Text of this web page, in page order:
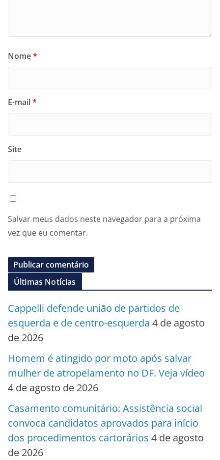
Nome*
E-mail*
Site
Salvar meus dados neste navegador para a próxima
vez que eu comentar.
Últimas Notícias
Cappelli defende união de partidos de
esquerda e de centro-esquerda 4 de agosto
de 2026
Homem é atingido por moto após salvar
mulher de atropelamento no DF. Veja vídeo
4 de agosto de 2026
Casamento comunitário: Assistência social
convoca candidatos aprovados para início
dos procedimentos cartorários 4 de agosto
de 2026